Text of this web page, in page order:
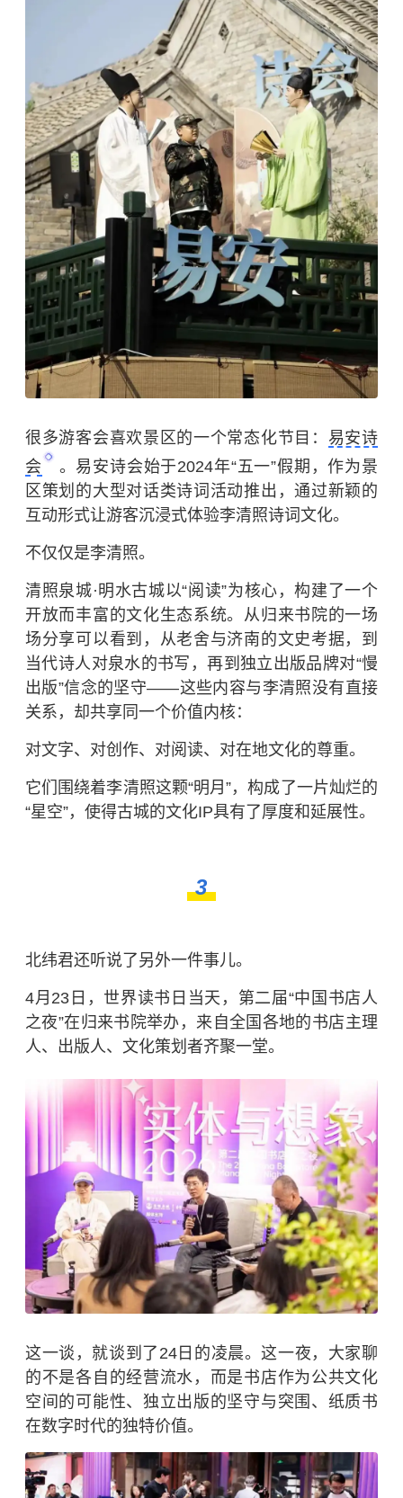
很多游客会喜欢景区的一个常态化节目： 易安诗
会
。易安诗会始于2024年“五一”假期，作为景
区策划的大型对话类诗词活动推出，通过新颖的
互动形式让游客沉浸式体验李清照诗词文化。
不仅仅是李清照。
清照泉城·明水古城以“阅读”为核心，构建了一个
开放而丰富的文化生态系统。从归来书院的一场
场分享可以看到，从老舍与济南的文史考据，到
当代诗人对泉水的书写，再到独立出版品牌对“慢
出版”信念的坚守——这些内容与李清照没有直接
关系，却共享同一个价值内核：
对文字、对创作、对阅读、对在地文化的尊重。
它们围绕着李清照这颗“明月”，构成了一片灿烂的
“星空”，使得古城的文化IP具有了厚度和延展性。
3
北纬君还听说了另外一件事儿。
4月23日， 世界读书日 当天，第二届“中国书店人
之夜”在归来书院举办，来自全国各地的书店主理
人、出版人、文化策划者齐聚一堂。
这一谈，就谈到了24日的凌晨。这一夜，大家聊
的不是各自的经营流水，而是书店作为公共文化
空间的可能性、独立出版的坚守与突围、纸质书
在数字时代的独特价值。